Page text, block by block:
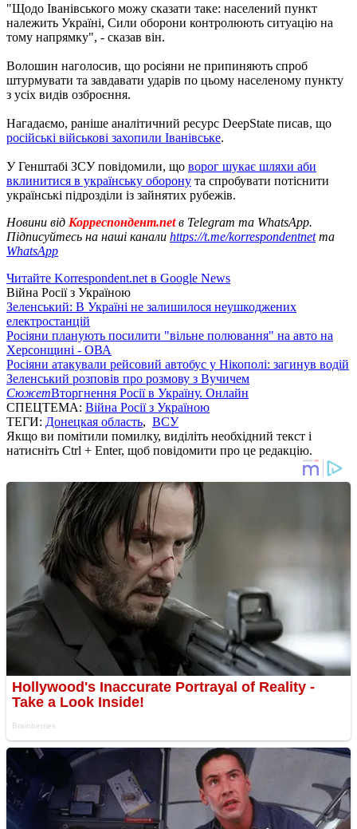
"Щодо Іванівського можу сказати таке: населений пункт
належить Україні, Сили оборони контролюють ситуацію на
тому напрямку", - сказав він.
Волошин наголосив, що росіяни не припиняють спроб
штурмувати та завдавати ударів по цьому населеному пункту
з усіх видів озброєння.
Нагадаємо, раніше аналітичний ресурс DeepState писав, що
російські військові захопили Іванівське.
У Генштабі ЗСУ повідомили, що ворог шукає шляхи аби
вклинитися в українську оборону та спробувати потіснити
українські підрозділи із зайнятих рубежів.
Новини від Корреспондент.netв Telegram та WhatsApp.
Підписуйтесь на наші канали https://t.me/korrespondentnetта
WhatsApp
Читайте Korrespondent.net в Google News
Війна Росії з Україною
Зеленський: В Україні не залишилося неушкоджених
електростанцій
Росіяни планують посилити "вільне полювання" на авто на
Херсонщині - ОВА
Росіяни атакували рейсовий автобус у Нікополі: загинув водій
Зеленський розповів про розмову з Вучичем
СюжетВторгнення Росії в Україну. Онлайн
СПЕЦТЕМА: Війна Росії з Україною
ТЕГИ: Донецкая область, ВСУ
Якщо ви помітили помилку, виділіть необхідний текст і
натисніть Ctrl + Enter, щоб повідомити про це редакцію.